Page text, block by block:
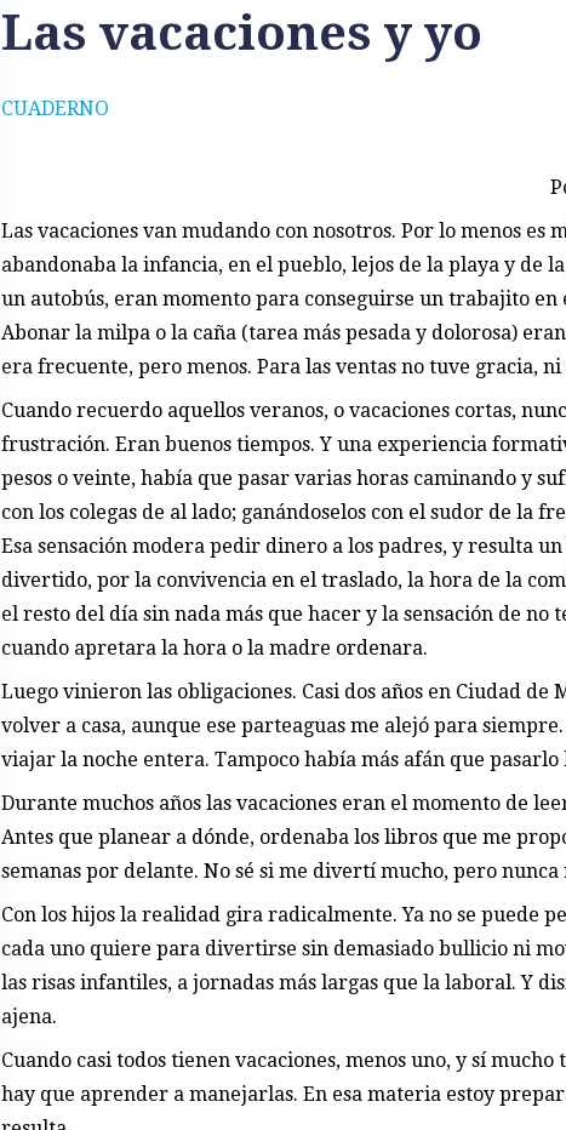
CUADERNO
Las vacaciones y yo
Las vacaciones van mudando con nosotros. Por lo menos es
abandonaba la infancia, en el pueblo, lejos de la playa y de
un autobús, eran momento para conseguirse un trabajito en
Abonar la milpa o la caña (tarea más pesada y dolorosa)
era frecuente, pero menos. Para las ventas no tuve gracia,
Cuando recuerdo aquellos veranos, o vacaciones cortas,
frustración. Eran buenos tiempos. Y una experiencia
pesos o veinte, había que pasar varias horas caminando y
con los colegas de al lado; ganándoselos con el sudor de la
Esa sensación modera pedir dinero a los padres, y resulta
divertido, por la convivencia en el traslado, la hora de la
el resto del día sin nada más que hacer y la sensación de no
cuando apretara la hora o la madre ordenara.
Luego vinieron las obligaciones. Casi dos años en Ciudad
volver a casa, aunque ese parteaguas me alejó para
viajar la noche entera. Tampoco había más afán que pasarlo
Durante muchos años las vacaciones eran el momento de
Antes que planear a dónde, ordenaba los libros que me
semanas por delante. No sé si me divertí mucho, pero
Con los hijos la realidad gira radicalmente. Ya no se puede
cada uno quiere para divertirse sin demasiado bullicio ni
las risas infantiles, a jornadas más largas que la laboral. Y
ajena.
Cuando casi todos tienen vacaciones, menos uno, y sí
hay que aprender a manejarlas. En esa materia estoy